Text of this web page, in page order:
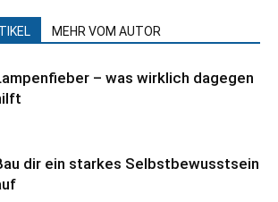
MEHR VOM AUTOR
– was wirklich dagegen
dir ein starkes Selbstbewusstsein